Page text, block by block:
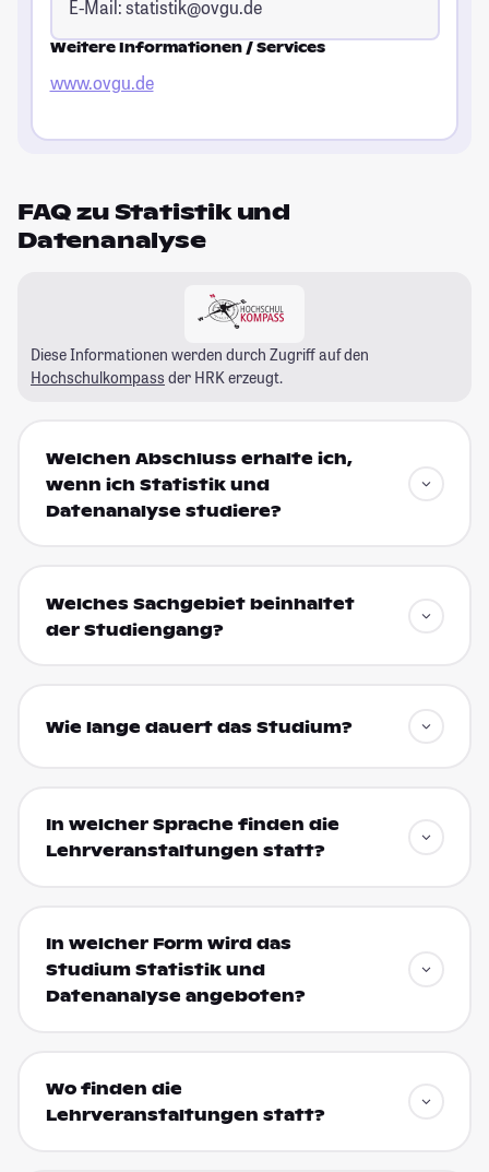
E-Mail:statistik@ovgu.de
Weitere Informationen / Services
www.ovgu.de
FAQ zu Statistik und
Datenanalyse
Diese Informationen werden durch Zugriff auf den
Hochschulkompass der HRK erzeugt.
Welchen Abschluss erhalte ich,
wenn ich Statistik und
Datenanalyse studiere?
Welches Sachgebiet beinhaltet
der Studiengang?
Wie lange dauert das Studium?
In welcher Sprache finden die
Lehrveranstaltungen statt?
In welcher Form wird das
Studium Statistik und
Datenanalyse angeboten?
Wo finden die
Lehrveranstaltungen statt?